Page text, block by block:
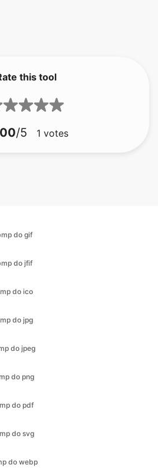
/5 1votes
do ico
do jpg
do jpeg
do png
do pdf
do svg
do webp
do bmp
do jfif